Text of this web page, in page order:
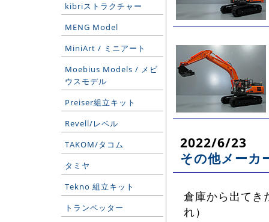
kibriストラクチャー
MENG Model
MiniArt / ミニアート
Moebius Models / メビ
ウスモデル
Preiser組立キット
Revell/レベル
TAKOM/タコム
タミヤ
Tekno 組立キット
トランペッター
2022/6/23
その他メーカ
倉庫から出てき
れ）